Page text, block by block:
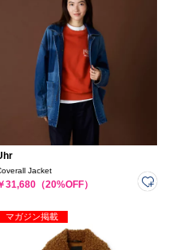
Jacket
31,680（20%OFF）
マガジン掲載